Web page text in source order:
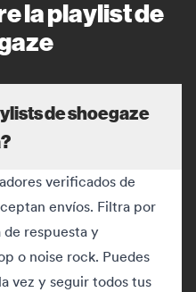
la playlist de
de shoegaze
verificados de
envíos. Filtra por
de respuesta y
o noise rock. Puedes
vez y seguir todos tus